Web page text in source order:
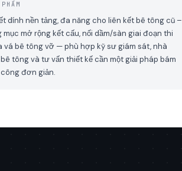
dính nền tảng, đa năng cho liên kết bê tông cũ –
mở rộng kết cấu, nối dầm/sàn giai đoạn thi
vá bê tông vỡ — phù hợp kỹ sư giám sát, nhà
tông và tư vấn thiết kế cần một giải pháp bám
đơn giản.